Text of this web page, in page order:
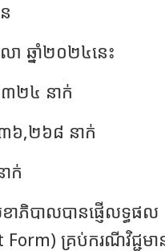
ា​ ឆ្នាំ២០២៤នេះ​
៣២៤ នាក់
៣៦,២៦៨​ នាក់
ក់
បាលបានផ្ញើលទ្ធផល
Form) គ្រប់ករណីវិជ្ជ